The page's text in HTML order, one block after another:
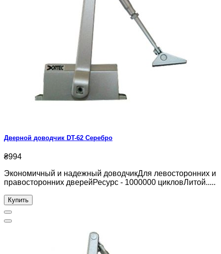
Дверной доводчик DT-62 Серебро
₴994
Экономичный и надежный доводчикДля левосторонних и
правосторонних дверейРесурс - 1000000 цикловЛитой.....
Купить